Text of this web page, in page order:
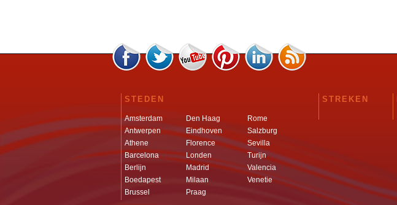
STEDEN
Amsterdam
Antwerpen
Athene
Barcelona
Berlijn
Boedapest
Brussel
Den Haag
Eindhoven
Florence
Londen
Madrid
Milaan
Praag
Rome
Salzburg
Sevilla
Turijn
Valencia
Venetie
STREKEN